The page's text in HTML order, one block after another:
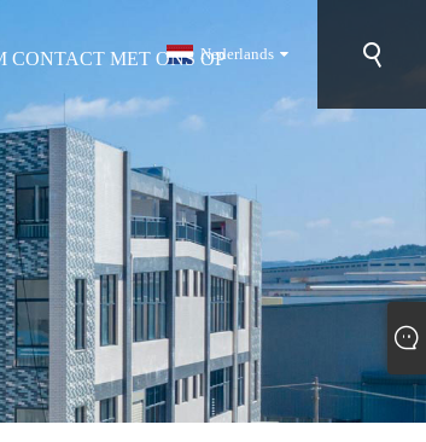
CONTACT MET ONS OPNederlands